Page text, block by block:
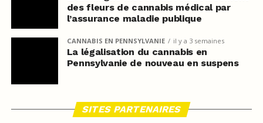
des fleurs de cannabis médical par
l’assurance maladie publique
CANNABIS EN PENNSYLVANIE il y a 3 semaines
La légalisation du cannabis en
Pennsylvanie de nouveau en suspens
SITES PARTENAIRES